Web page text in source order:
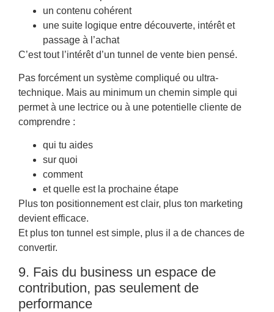
un contenu cohérent
une suite logique entre découverte, intérêt et
passage à l’achat
C’est tout l’intérêt d’un tunnel de vente bien pensé.
Pas forcément un système compliqué ou ultra-
technique. Mais au minimum un chemin simple qui
permet à une lectrice ou à une potentielle cliente de
comprendre :
qui tu aides
sur quoi
comment
et quelle est la prochaine étape
Plus ton positionnement est clair, plus ton marketing
devient efficace.
Et plus ton tunnel est simple, plus il a de chances de
convertir.
9. Fais du business un espace de
contribution, pas seulement de
performance